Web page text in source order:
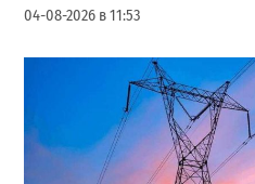
04-08-2026 в 11:53